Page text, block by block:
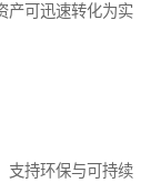
产可迅速转化为实
支持环保与可持续